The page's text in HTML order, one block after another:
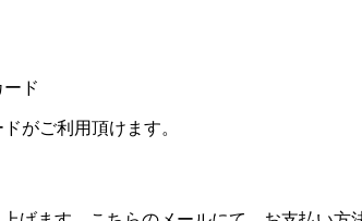
がご利用頂けます。